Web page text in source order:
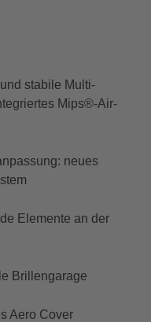
stabile Multi-
Mips®-Air-
neues
Elemente an der
Brillengarage
Aero Cover